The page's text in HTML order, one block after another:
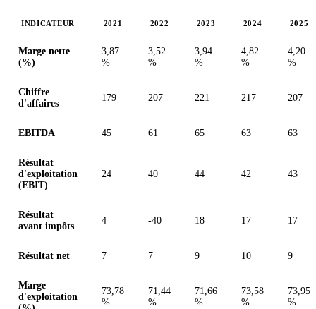
INDICATEUR 2021 2022 2023 2024 2025
Marge nette
(%)
3,87
%
3,52
%
3,94
%
4,82
%
4,20
%
Chiffre
d'affaires
179 207 221 217 207
EBITDA 45 61 65 63 63
Résultat
d'exploitation
(EBIT)
24 40 44 42 43
Résultat
avant impôts
4 -40 18 17 17
Résultat net 7 7 9 10 9
Marge
d'exploitation
73,78
%
71,44
%
71,66
%
73,58
%
73,95
%